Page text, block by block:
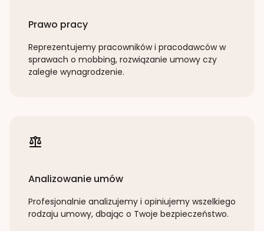
Prawo pracy
Reprezentujemy pracowników i pracodawców w
sprawach o mobbing, rozwiązanie umowy czy
zaległe wynagrodzenie.
Analizowanie umów
Profesjonalnie analizujemy i opiniujemy wszelkiego
rodzaju umowy, dbając o Twoje bezpieczeństwo.